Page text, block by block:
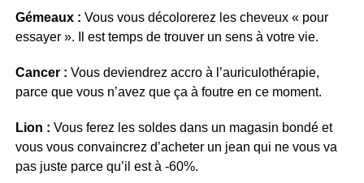
Gémeaux : Vous vous décolorerez les cheveux « pour
essayer ». Il est temps de trouver un sens à votre vie.
Cancer : Vous deviendrez accro à l’auriculothérapie,
parce que vous n’avez que ça à foutre en ce moment.
Lion : Vous ferez les soldes dans un magasin bondé et
vous vous convaincrez d’acheter un jean qui ne vous va
pas juste parce qu’il est à -60%.